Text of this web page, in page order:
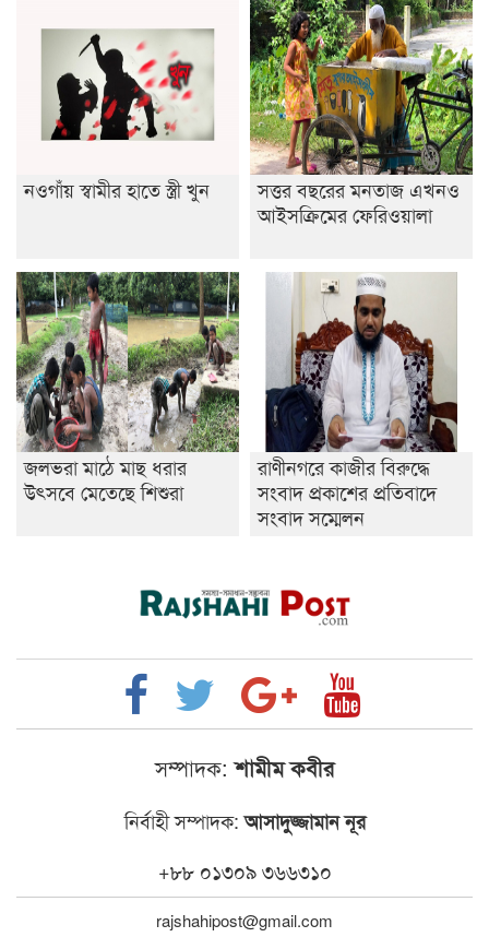
নওগাঁয় স্বামীর হাতে স্ত্রী খুন
সত্তর বছরের মনতাজ এখনও
আইসক্রিমের ফেরিওয়ালা
জলভরা মাঠে মাছ ধরার
উৎসবে মেতেছে শিশুরা
রাণীনগরে কাজীর বিরুদ্ধে
সংবাদ প্রকাশের প্রতিবাদে
সংবাদ সম্মেলন
সম্পাদক: শামীম কবীর
নির্বাহী সম্পাদক:আসাদুজ্জামান নূর
+৮৮ ০১৩০৯ ৩৬৬৩১০
rajshahipost@gmail.com